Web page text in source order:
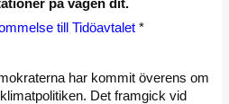
till Tidöavtalet *
har kommit överens om
Det framgick vid